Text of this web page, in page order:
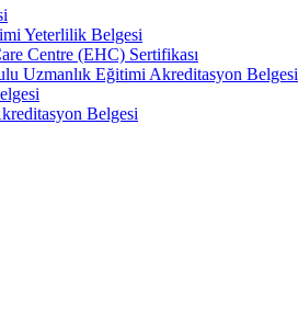
Yeterlilik Belgesi
Centre (EHC) Sertifikası
Uzmanlık Eğitimi Akreditasyon Belgesi
Belgesi